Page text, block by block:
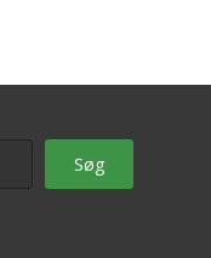
Søg